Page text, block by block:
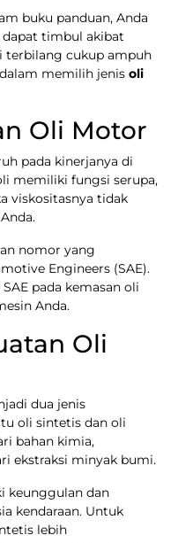
buku panduan, Anda
timbul akibat
terbilang cukup ampuh
memilih jenis oli
Oli Motor
pada kinerjanya di
memiliki fungsi serupa,
viskositasnya tidak
nomor yang
Engineers (SAE).
pada kemasan oli
Anda.
Oli
dua jenis
oli sintetis dan oli
bahan kimia,
ekstraksi minyak bumi.
keunggulan dan
kendaraan. Untuk
lebih